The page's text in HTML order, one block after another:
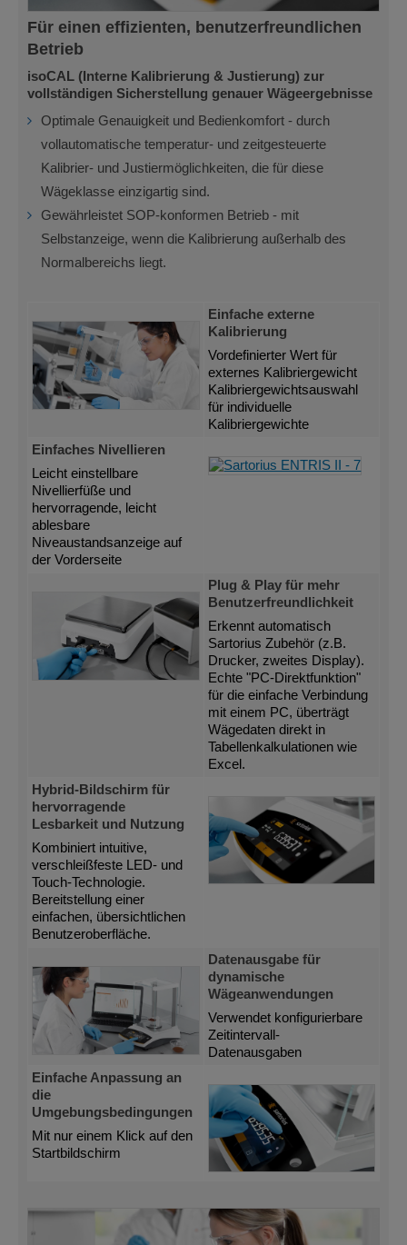
Für einen effizienten, benutzerfreundlichen
Betrieb
isoCAL (Interne Kalibrierung & Justierung) zur
vollständigen Sicherstellung genauer Wägeergebnisse
Optimale Genauigkeit und Bedienkomfort - durch
vollautomatische temperatur- und zeitgesteuerte
Kalibrier- und Justiermöglichkeiten, die für diese
Wägeklasse einzigartig sind.
Gewährleistet SOP-konformen Betrieb - mit
Selbstanzeige, wenn die Kalibrierung außerhalb des
Normalbereichs liegt.
Einfache externe
Kalibrierung
Vordefinierter Wert für
externes Kalibriergewicht
Kalibriergewichtsauswahl
für individuelle
Kalibriergewichte
Einfaches Nivellieren
Leicht einstellbare
Nivellierfüße und
hervorragende, leicht
ablesbare
Niveaustandsanzeige auf
der Vorderseite
Plug & Play für mehr
Benutzerfreundlichkeit
Erkennt automatisch
Sartorius Zubehör (z.B.
Drucker, zweites Display).
Echte "PC-Direktfunktion"
für die einfache Verbindung
mit einem PC, überträgt
Wägedaten direkt in
Tabellenkalkulationen wie
Excel.
Hybrid-Bildschirm für
hervorragende
Lesbarkeit und Nutzung
Kombiniert intuitive,
verschleißfeste LED- und
Touch-Technologie.
Bereitstellung einer
einfachen, übersichtlichen
Benutzeroberfläche.
Datenausgabe für
dynamische
Wägeanwendungen
Verwendet konfigurierbare
Zeitintervall-
Datenausgaben
Einfache Anpassung an
die
Umgebungsbedingungen
Mit nur einem Klick auf den
Startbildschirm